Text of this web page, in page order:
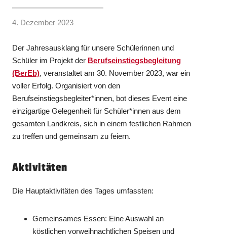
4. Dezember 2023
Der Jahresausklang für unsere Schülerinnen und
Schüler im Projekt der Berufseinstiegsbegleitung
(BerEb), veranstaltet am 30. November 2023, war ein
voller Erfolg. Organisiert von den
Berufseinstiegsbegleiter*innen, bot dieses Event eine
einzigartige Gelegenheit für Schüler*innen aus dem
gesamten Landkreis, sich in einem festlichen Rahmen
zu treffen und gemeinsam zu feiern.
Aktivitäten
Die Hauptaktivitäten des Tages umfassten:
Gemeinsames Essen: Eine Auswahl an
köstlichen vorweihnachtlichen Speisen und